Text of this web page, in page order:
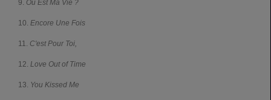
Où Est Ma Vie ?
Encore Une Fois
C'est Pour Toi,
Love Out of Time
You Kissed Me